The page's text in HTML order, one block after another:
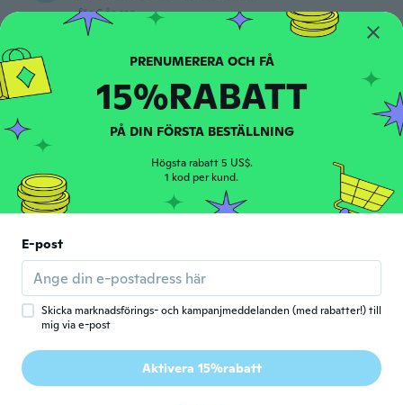
för 6 år sen
L Luciano
Gick med 2019 · 12
recensioner
för 6 år sen
Gick med 2019 10 recensioner uppladdningar
Goed formaat
för 6 år sen
P Pavel
Gick med 2017 · 106 recensioner
Lorraine.
Gick med 2016 · 30 recensioner
PRENUMERERA OCH FÅ
15%RABATT
PÅ DIN FÖRSTA BESTÄLLNING
Högsta rabatt 5 US$.
1 kod per kund.
E-post
Skicka marknadsförings- och kampanjmeddelanden (med rabatter!) till
mig via e-post
Aktivera 15%rabatt